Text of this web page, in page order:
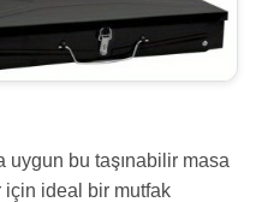
uygun bu taşınabilir masa
için ideal bir mutfak